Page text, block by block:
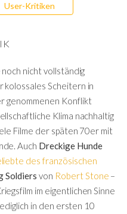
User-Kritiken
nicht vollständig
kolossales Scheitern in
genommenen Konflikt
Klima nachhaltig
Filme der späten 70er mit
Auch Dreckige Hunde
des französischen
Soldiers von Robert Stone –
im eigentlichen Sinne
in den ersten 10